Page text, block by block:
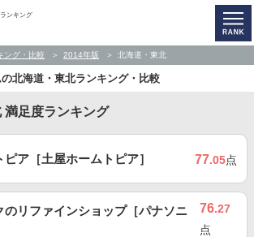
ンキング
ング・比較 2014年版 北海道・東北
の北海道・東北ランキング・比較
満足度ランキング
ア［土屋ホームトピア］ 77.05点
のリファインショップ［パナソニ
76.27
点